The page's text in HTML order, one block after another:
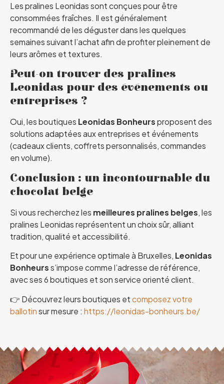
Les pralines Leonidas sont conçues pour être
consommées fraîches. Il est généralement
recommandé de les déguster dans les quelques
semaines suivant l’achat afin de profiter pleinement de
leurs arômes et textures.
Peut-on trouver des pralines
Leonidas pour des événements ou
entreprises ?
Oui, les boutiques Leonidas Bonheursproposent des
solutions adaptées aux entreprises et événements
(cadeaux clients, coffrets personnalisés, commandes
en volume).
Conclusion : un incontournable du
chocolat belge
Si vous recherchez les meilleures pralines belges, les
pralines Leonidas représentent un choix sûr, alliant
tradition, qualité et accessibilité.
Et pour une expérience optimale à Bruxelles, Leonidas
Bonheurss’impose comme l’adresse de référence,
avec ses 6 boutiques et son service orienté client.
👉 Découvrez leurs boutiques etcomposez votre
ballotinsur mesure : https://leonidas-bonheurs.be/